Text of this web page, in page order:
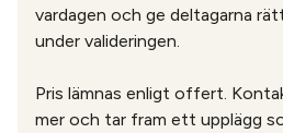
vardagen och ge deltagarna
under valideringen.
Pris lämnas enligt offert.
mer och tar fram ett upplägg